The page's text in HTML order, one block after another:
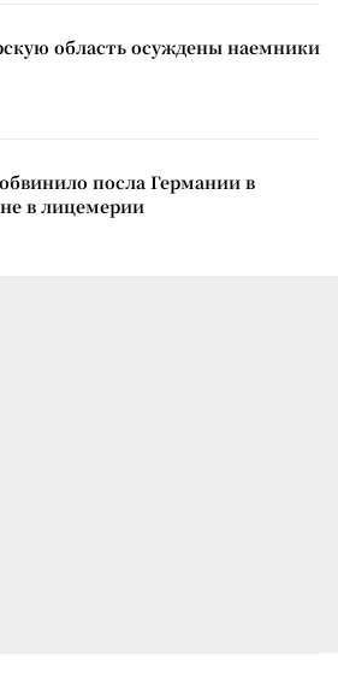
область осуждены наемники
посла Германии в
в лицемерии